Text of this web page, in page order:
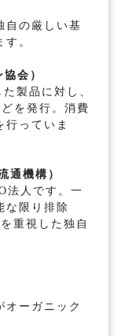
自の厳しい基
。
会）
製品に対し、
を発行。消費
行っていま
通機構）
法人です。一
な限り排除
重視した独自
オーガニック